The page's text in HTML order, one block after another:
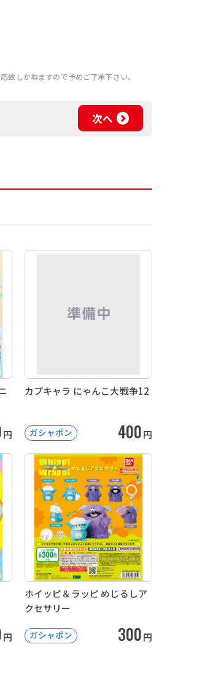
致しかねますので予めご了承下さい。
次へ
円
カプキャラ にゃんこ大戦争12
ガシャポン 400円
円
ホイッピ＆ラッピ めじるしア
クセサリー
ガシャポン 300円